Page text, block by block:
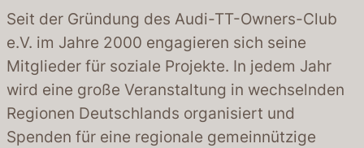
Seit der Gründung des Audi-TT-Owners-Club
e.V. im Jahre 2000 engagieren sich seine
Mitglieder für soziale Projekte. In jedem Jahr
wird eine große Veranstaltung in wechselnden
Regionen Deutschlands organisiert und
Spenden für eine regionale gemeinnützige